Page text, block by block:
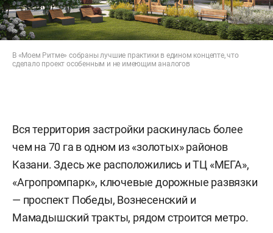
В «Моем Ритме» собраны лучшие практики в едином концепте, что
сделало проект особенным и не имеющим аналогов
Вся территория застройки раскинулась более
чем на 70 га в одном из «золотых» районов
Казани. Здесь же расположились и ТЦ «МЕГА»,
«Агропромпарк», ключевые дорожные развязки
— проспект Победы, Вознесенский и
Мамадышский тракты, рядом строится метро.